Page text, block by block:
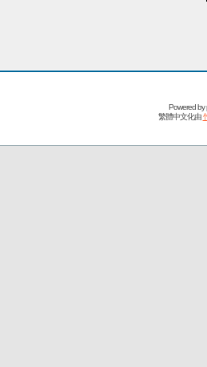
Powered by
繁體中文化由